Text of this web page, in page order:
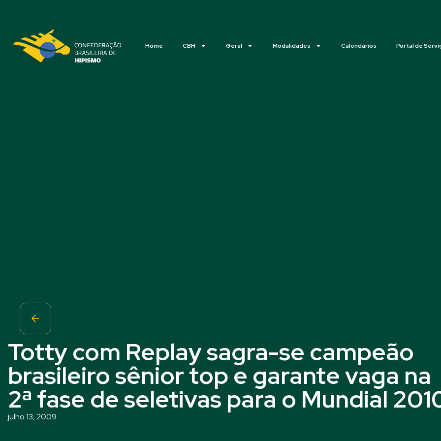
Home CBH Geral Modalidades Calendários Portal de
Totty com Replay sagra-se campeão
brasileiro sênior top e garante vaga na
2ª fase de seletivas para o Mundial
julho 13, 2009